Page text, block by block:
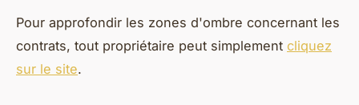
Pour approfondir les zones d'ombre concernant les
contrats, tout propriétaire peut simplement cliquez
sur le site.